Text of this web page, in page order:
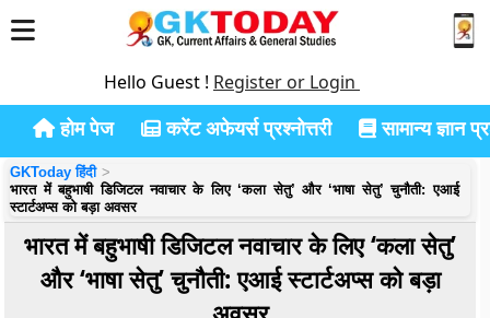
Hello Guest ! Register or Login
होम पेज करेंट अफेयर्स प्रश्नोत्तरी सामान्य ज्ञान
GKToday हिंदी
भारत में बहुभाषी डिजिटल नवाचार के लिए ‘कला सेतु’ और ‘भाषा सेतु’ चुनौती: एआई
स्टार्टअप्स को बड़ा अवसर
भारत में बहुभाषी डिजिटल नवाचार के लिए ‘कला सेतु’
और ‘भाषा सेतु’ चुनौती: एआई स्टार्टअप्स को बड़ा